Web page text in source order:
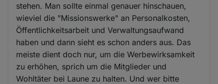
stehen. Man sollte einmal genauer hinschauen,
wieviel die "Missionswerke" an Personalkosten,
Öffentlichkeitsarbeit und Verwaltungsaufwand
haben und dann sieht es schon anders aus. Das
meiste dient doch nur, um die Werbewirksamkeit
zu erhöhen, sprich um die Mitglieder und
Wohltäter bei Laune zu halten. Und wer bitte